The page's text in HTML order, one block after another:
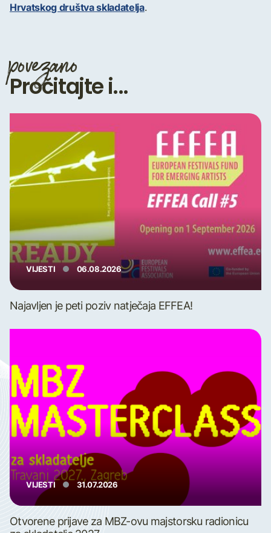
Hrvatskog društva skladatelja.
povezano
Pročitajte i...
VIJESTI 06.08.2026
Najavljen je peti poziv natječaja EFFEA!
VIJESTI 31.07.2026
Otvorene prijave za MBZ-ovu majstorsku radionicu